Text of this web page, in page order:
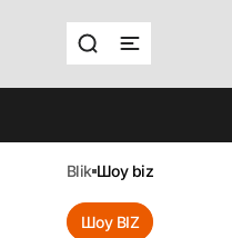
blik шоу biz
Шоу BIZ